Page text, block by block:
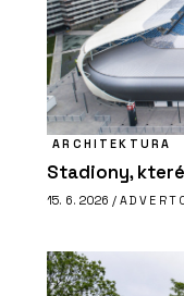
ARCHITEKTURA
Stadiony,
15. 6. 2026 /